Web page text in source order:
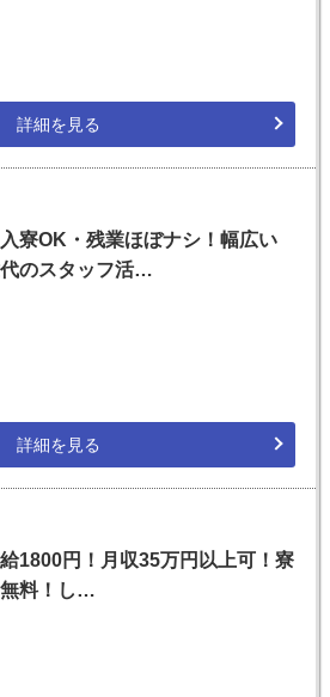
詳細を見る
入寮OK・残業ほぼナシ！幅広い
のスタッフ活…
詳細を見る
1800円！月収35万円以上可！寮
料！し…